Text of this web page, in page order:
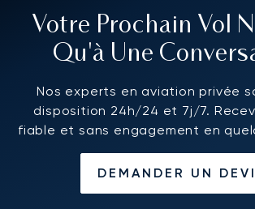
Votre Prochain Vol
Qu'à Une
Nos experts en aviation privée
disposition 24h/24 et 7j/7.
fiable et sans engagement en
DEMANDER UN